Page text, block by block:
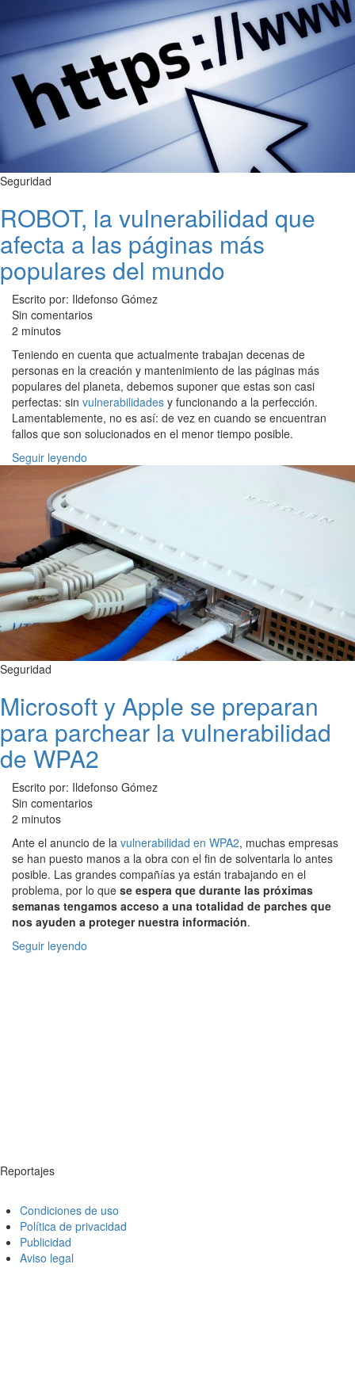
Seguridad
ROBOT, la vulnerabilidad que
afecta a las páginas más
populares del mundo
Escrito por: Ildefonso Gómez
Sin comentarios
2 minutos
Teniendo en cuenta que actualmente trabajan decenas de
personas en la creación y mantenimiento de las páginas más
populares del planeta, debemos suponer que estas son casi
perfectas: sin vulnerabilidades y funcionando a la perfección.
Lamentablemente, no es así: de vez en cuando se encuentran
fallos que son solucionados en el menor tiempo posible.
Seguir leyendo
Seguridad
Microsoft y Apple se preparan
para parchear la vulnerabilidad
de WPA2
Escrito por: Ildefonso Gómez
Sin comentarios
2 minutos
Ante el anuncio de la vulnerabilidad en WPA2, muchas empresas
se han puesto manos a la obra con el fin de solventarla lo antes
posible. Las grandes compañías ya están trabajando en el
problema, por lo que se espera que durante las próximas
semanas tengamos acceso a una totalidad de parches que
nos ayuden a proteger nuestra información.
Seguir leyendo
Reportajes
Condiciones de uso
Política de privacidad
Publicidad
Aviso legal